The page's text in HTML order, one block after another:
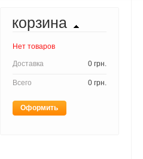
корзина
Нет товаров
Доставка 0 грн.
Всего 0 грн.
Оформить